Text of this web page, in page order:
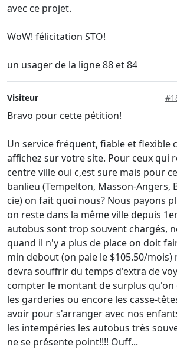
avec ce projet.
WoW! félicitation STO!
un usager de la ligne 88 et 84
Visiteur
Bravo pour cette pétition!
Un service fréquent, fiable et flexible
affichez sur votre site. Pour ceux qui
centre ville oui c,est sure mais pour
banlieu (Tempelton, Masson-Angers,
cie) on fait quoi nous? Nous payons
on reste dans la même ville depuis
autobus sont trop souvent chargés,
quand il n'y a plus de place on doit
min debout (on paie le $105.50/
devra souffrir du temps d'extra de
compter le montant de surplus qu'on
les garderies ou encore les casse-
avoir pour s'arranger avec nos
les intempéries les autobus très
ne se présente point!!!! Ouff...